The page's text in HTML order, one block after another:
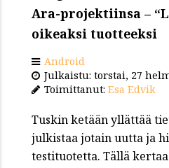
Ara-projektiinsa –
oikeaksi tuotteeksi
Android
Julkaistu: torstai, 27
Toimittanut: Esa Edvik
Tuskin ketään yllättää
julkistaa jotain uutta ja
testituotetta. Tällä kertaa